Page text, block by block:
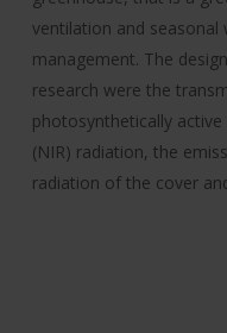
ventilation and
management. The
research were the
photosynthetically
(NIR) radiation, the
radiation of the cover